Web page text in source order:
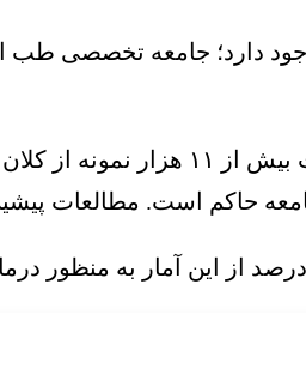
دارد؛ جامعه تخصصی طب
حاکم است. مطالعات پیشین